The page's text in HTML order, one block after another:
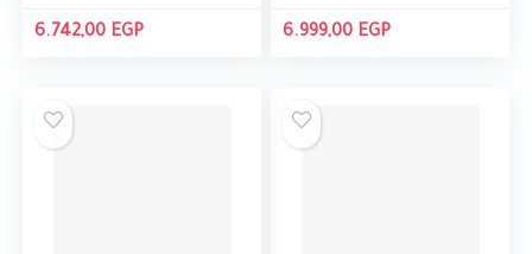
6.999,00 EGP
6.742,00 EGP